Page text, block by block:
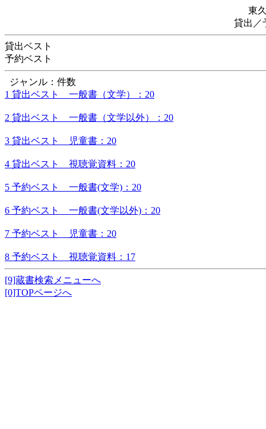
東
貸出／
貸出ベスト
予約ベスト
ジャンル：件数
1 貸出ベスト 一般書（文学）：20
2 貸出ベスト 一般書（文学以外）：20
3 貸出ベスト 児童書：20
4 貸出ベスト 視聴覚資料：20
5 予約ベスト 一般書(文学)：20
6 予約ベスト 一般書(文学以外)：20
7 予約ベスト 児童書：20
8 予約ベスト 視聴覚資料：17
[9]蔵書検索メニューへ
[0]TOPページへ